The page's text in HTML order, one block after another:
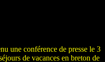
une conférence de presse le 3
de vacances en breton de